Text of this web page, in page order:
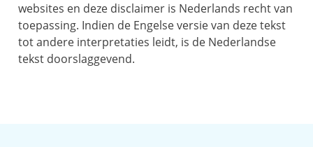
websites en deze disclaimer is Nederlands recht van
toepassing. Indien de Engelse versie van deze tekst
tot andere interpretaties leidt, is de Nederlandse
tekst doorslaggevend.